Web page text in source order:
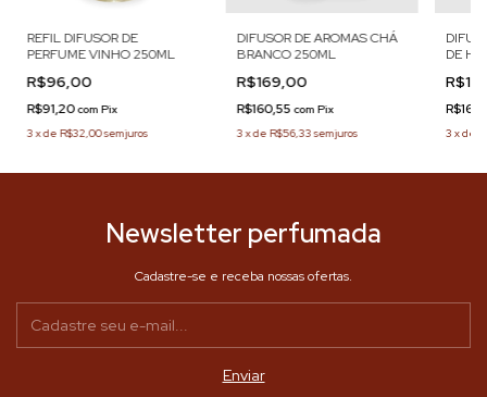
REFIL DIFUSOR DE
PERFUME VINHO 250ML
R$96,00
R$91,20com Pix
3 xde R$32,00sem juros
DIFUSOR DE AROMAS CHÁ
BRANCO 250ML
R$169,00
R$160,55com Pix
3xde R$56,33sem juros
DE
3 xde
Newsletter perfumada
Cadastre-se e receba nossas ofertas.